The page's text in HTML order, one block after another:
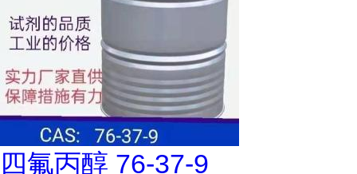
四氟丙醇 76-37-9